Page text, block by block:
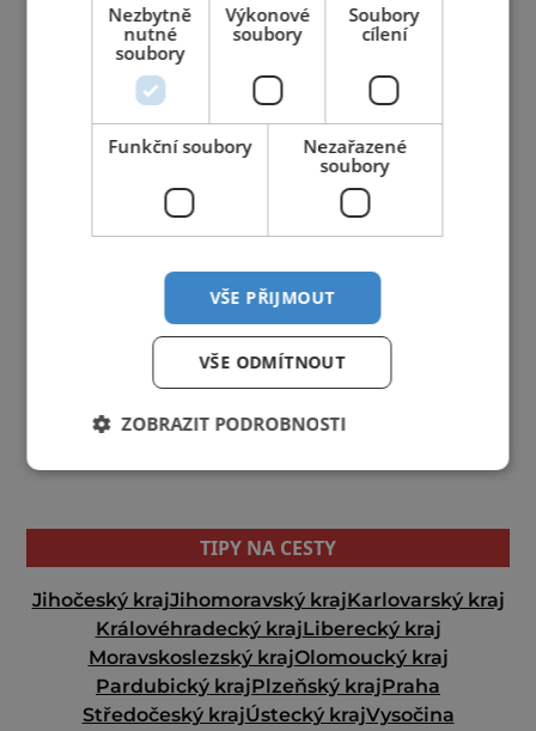
TIPY NA CESTY
Jihočeský krajJihomoravský krajKarlovarský kraj
Královéhradecký krajLiberecký kraj
Moravskoslezský krajOlomoucký kraj
Pardubický krajPlzeňský krajPraha
Středočeský krajÚstecký krajVysočina
Nezbytně
nutné
soubory
Výkonové
soubory
Soubory
cílení
Funkční soubory
Nezařazené
soubory
VŠE PŘIJMOUT
VŠE ODMÍTNOUT
ZOBRAZIT PODROBNOSTI